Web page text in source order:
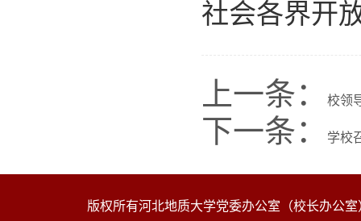
社会各界开
上一条： 校领
下一条： 学校
版权所有河北地质大学党委办公室（校长办公